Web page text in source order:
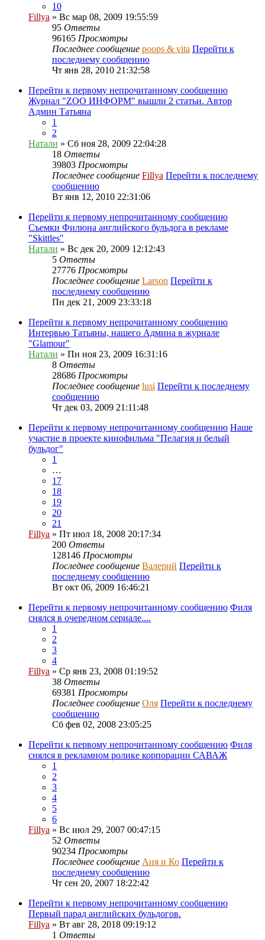
10
Fillya » Вс мар 08, 2009 19:55:59
95 Ответы
96165 Просмотры
Последнее сообщение poops & vita Перейти к
последнему сообщению
Чт янв 28, 2010 21:32:58
Перейти к первому непрочитанному сообщению
Журнал "ZOO ИНФОРМ" вышли 2 статьи. Автор
Админ Татьяна
1
2
Натали » Сб ноя 28, 2009 22:04:28
18 Ответы
39803 Просмотры
Последнее сообщение Fillya Перейти к последнему
сообщению
Вт янв 12, 2010 22:31:06
Перейти к первому непрочитанному сообщению
Съемки Филюна английского бульдога в рекламе
"Skittles"
Натали » Вс дек 20, 2009 12:12:43
5 Ответы
27776 Просмотры
Последнее сообщение Larson Перейти к
последнему сообщению
Пн дек 21, 2009 23:33:18
Перейти к первому непрочитанному сообщению
Интервью Татьяны, нашего Админа в журнале
"Glamour"
Натали » Пн ноя 23, 2009 16:31:16
8 Ответы
28686 Просмотры
Последнее сообщение lusi Перейти к последнему
сообщению
Чт дек 03, 2009 21:11:48
Перейти к первому непрочитанному сообщению Наше
участие в проекте кинофильма "Пелагия и белый
бульдог"
1
…
17
18
19
20
21
Fillya » Пт июл 18, 2008 20:17:34
200 Ответы
128146 Просмотры
Последнее сообщение Валерий Перейти к
последнему сообщению
Вт окт 06, 2009 16:46:21
Перейти к первому непрочитанному сообщению Филя
снялся в очередном сериале....
1
2
3
4
Fillya » Ср янв 23, 2008 01:19:52
38 Ответы
69381 Просмотры
Последнее сообщение Оля Перейти к последнему
сообщению
Сб фев 02, 2008 23:05:25
Перейти к первому непрочитанному сообщению Филя
снялся в рекламном ролике корпорации САВАЖ
1
2
3
4
5
6
Fillya » Вс июл 29, 2007 00:47:15
52 Ответы
90234 Просмотры
Последнее сообщение Аня и Ко Перейти к
последнему сообщению
Чт сен 20, 2007 18:22:42
Перейти к первому непрочитанному сообщению
Первый парад английских бульдогов.
Fillya » Вт авг 28, 2018 09:19:12
1 Ответы